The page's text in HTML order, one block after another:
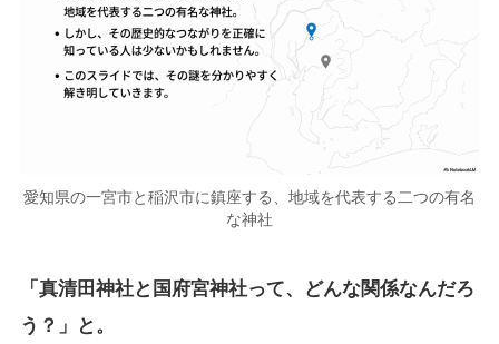
愛知県の一宮市と稲沢市に鎮座する、地域を代表する二つの有名
な神社
「真清田神社と国府宮神社って、どんな関係なんだろ
う？」と。